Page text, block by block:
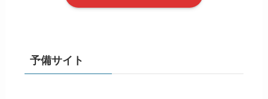
予備サイト